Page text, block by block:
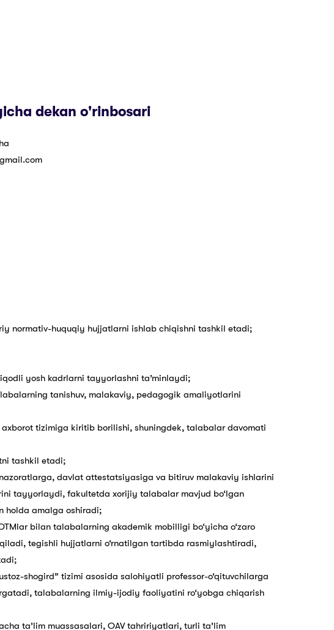
dekan o'rinbosari
normativ-huquqiy hujjatlarni ishlab chiqishni tashkil etadi;
yosh kadrlarni tayyorlashni ta’minlaydi;
tanishuv, malakaviy, pedagogik amaliyotlarini
tizimiga kiritib borilishi, shuningdek, talabalar davomati
tashkil etadi;
davlat attestatsiyasiga va bitiruv malakaviy ishlarini
tayyorlaydi, fakultetda xorijiy talabalar mavjud bo‘lgan
holda amalga oshiradi;
bilan talabalarning akademik mobilligi bo‘yicha o‘zaro
tegishli hujjatlarni o‘rnatilgan tartibda rasmiylashtiradi,
shogird” tizimi asosida salohiyatli professor-o‘qituvchilarga
talabalarning ilmiy-ijodiy faoliyatini ro‘yobga chiqarish
ta’lim muassasalari, OAV tahririyatlari, turli ta’lim